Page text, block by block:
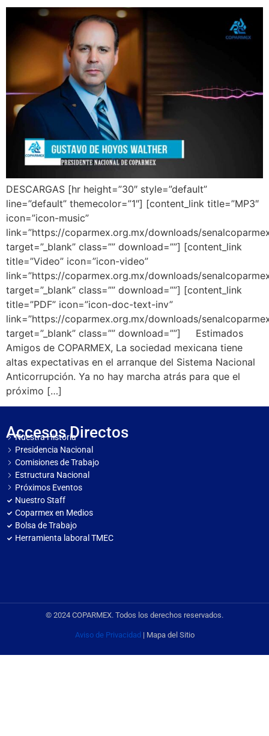
DESCARGAS [hr height=”30″ style=”default”
line=”default” themecolor=”1″] [content_link title=”MP3″
icon=”icon-music”
link=”https://coparmex.org.mx/downloads/
target=”_blank” class=”” download=””] [content_link
title=”Video” icon=”icon-video”
link=”https://coparmex.org.mx/downloads/
target=”_blank” class=”” download=””] [content_link
title=”PDF” icon=”icon-doc-text-inv”
link=”https://coparmex.org.mx/downloads/
target=”_blank” class=”” download=””] Estimados
Amigos de COPARMEX, La sociedad mexicana tiene
altas expectativas en el arranque del Sistema Nacional
Anticorrupción. Ya no hay marcha atrás para que el
próximo […]
Accesos Directos
Nuestra Historia
Presidencia Nacional
Comisiones de Trabajo
Estructura Nacional
Próximos Eventos
Nuestro Staff
Coparmex en Medios
Bolsa de Trabajo
Herramienta laboral TMEC
© 2024 COPARMEX. Todos los derechos reservados.
Aviso de Privacidad | Mapa del Sitio